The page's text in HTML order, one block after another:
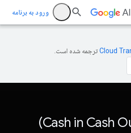
ورود به برنامه
ترجمه شده است.